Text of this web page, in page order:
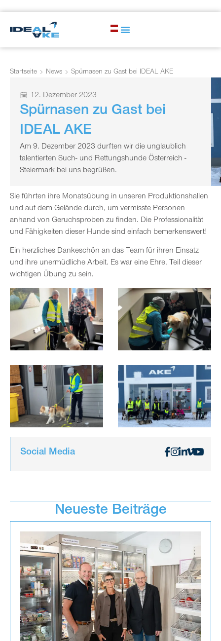
Startseite News Spürnasen zu Gast bei IDEAL AKE
12. Dezember 2023
Spürnasen zu Gast bei
IDEAL AKE
Am 9. Dezember 2023 durften wir die unglaublich
talentierten Such- und Rettungshunde Österreich -
Steiermark bei uns begrüßen.
Sie führten ihre Monatsübung in unseren Produktionshallen
und auf dem Gelände durch, um vermisste Personen
anhand von Geruchsproben zu finden. Die Professionalität
und Fähigkeiten dieser Hunde sind einfach bemerkenswert!
Ein herzliches Dankeschön an das Team für ihren Einsatz
und ihre unermüdliche Arbeit. Es war eine Ehre, Teil dieser
wichtigen Übung zu sein.
Social Media
Neueste Beiträge